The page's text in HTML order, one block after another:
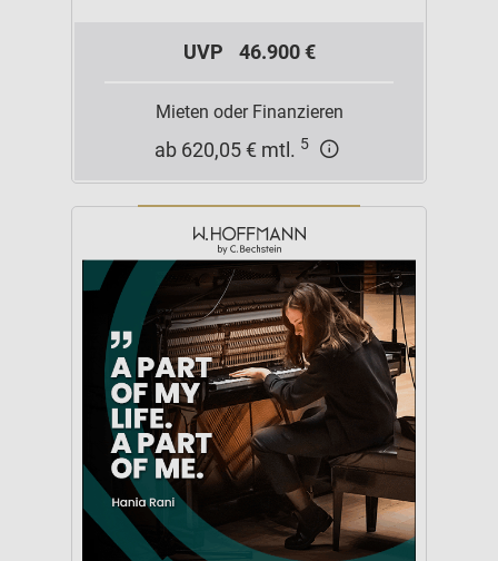
UVP 46.900 €
Mieten oder Finanzieren
ab 620,05 € mtl. 5